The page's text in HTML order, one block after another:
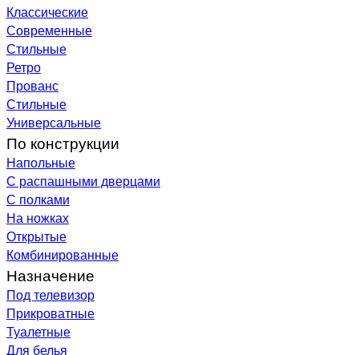
Классические
Современные
Стильные
Ретро
Прованс
Стильные
Универсальные
По конструкции
Напольные
С распашными дверцами
С полками
На ножках
Открытые
Комбинированные
Назначение
Под телевизор
Прикроватные
Туалетные
Для белья